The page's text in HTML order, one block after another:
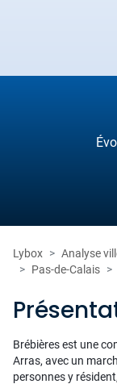
Lybox Analyse
Pas-de-Calais
Brébières est une
Arras, avec un
personnes y